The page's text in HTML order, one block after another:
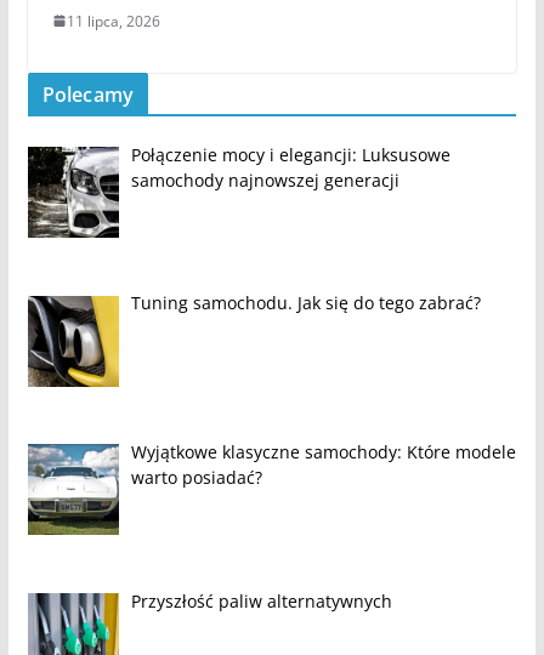
11 lipca, 2026
Polecamy
Połączenie mocy i elegancji: Luksusowe
samochody najnowszej generacji
Tuning samochodu. Jak się do tego zabrać?
Wyjątkowe klasyczne samochody: Które modele
warto posiadać?
Przyszłość paliw alternatywnych